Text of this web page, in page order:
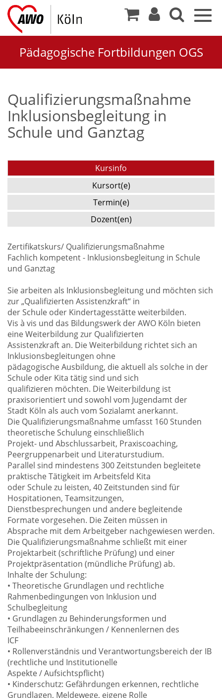
Pädagogische Fortbildungen OGS
Qualifizierungsmaßnahme
Inklusionsbegleitung in
Schule und Ganztag
Kursinfo
Kursort(e)
Termin(e)
Dozent(en)
Zertifikatskurs/ Qualifizierungsmaßnahme
Fachlich kompetent - Inklusionsbegleitung in Schule
und Ganztag
Sie arbeiten als Inklusionsbegleitung und möchten sich
zur „Qualifizierten Assistenzkraft“ in
der Schule oder Kindertagesstätte weiterbilden.
Vis à vis und das Bildungswerk der AWO Köln bieten
eine Weiterbildung zur Qualifizierten
Assistenzkraft an. Die Weiterbildung richtet sich an
Inklusionsbegleitungen ohne
pädagogische Ausbildung, die aktuell als solche in der
Schule oder Kita tätig sind und sich
qualifizieren möchten. Die Weiterbildung ist
praxisorientiert und sowohl vom Jugendamt der
Stadt Köln als auch vom Sozialamt anerkannt.
Die Qualifizierungsmaßnahme umfasst 160 Stunden
theoretische Schulung einschließlich
Projekt- und Abschlussarbeit, Praxiscoaching,
Peergruppenarbeit und Literaturstudium.
Parallel sind mindestens 300 Zeitstunden begleitete
praktische Tätigkeit im Arbeitsfeld Kita
oder Schule zu leisten, 40 Zeitstunden sind für
Hospitationen, Teamsitzungen,
Dienstbesprechungen und andere begleitende
Formate vorgesehen. Die Zeiten müssen in
Absprache mit dem Arbeitgeber nachgewiesen werden.
Die Qualifizierungsmaßnahme schließt mit einer
Projektarbeit (schriftliche Prüfung) und einer
Projektpräsentation (mündliche Prüfung) ab.
Inhalte der Schulung:
• Theoretische Grundlagen und rechtliche
Rahmenbedingungen von Inklusion und
Schulbegleitung
• Grundlagen zu Behinderungsformen und
Teilhabeeinschränkungen / Kennenlernen des
ICF
• Rollenverständnis und Verantwortungsbereich der IB
(rechtliche und Institutionelle
Aspekte / Aufsichtspflicht)
• Kinderschutz: Gefährdungen erkennen, rechtliche
Grundlagen, Meldewege, eigene Rolle